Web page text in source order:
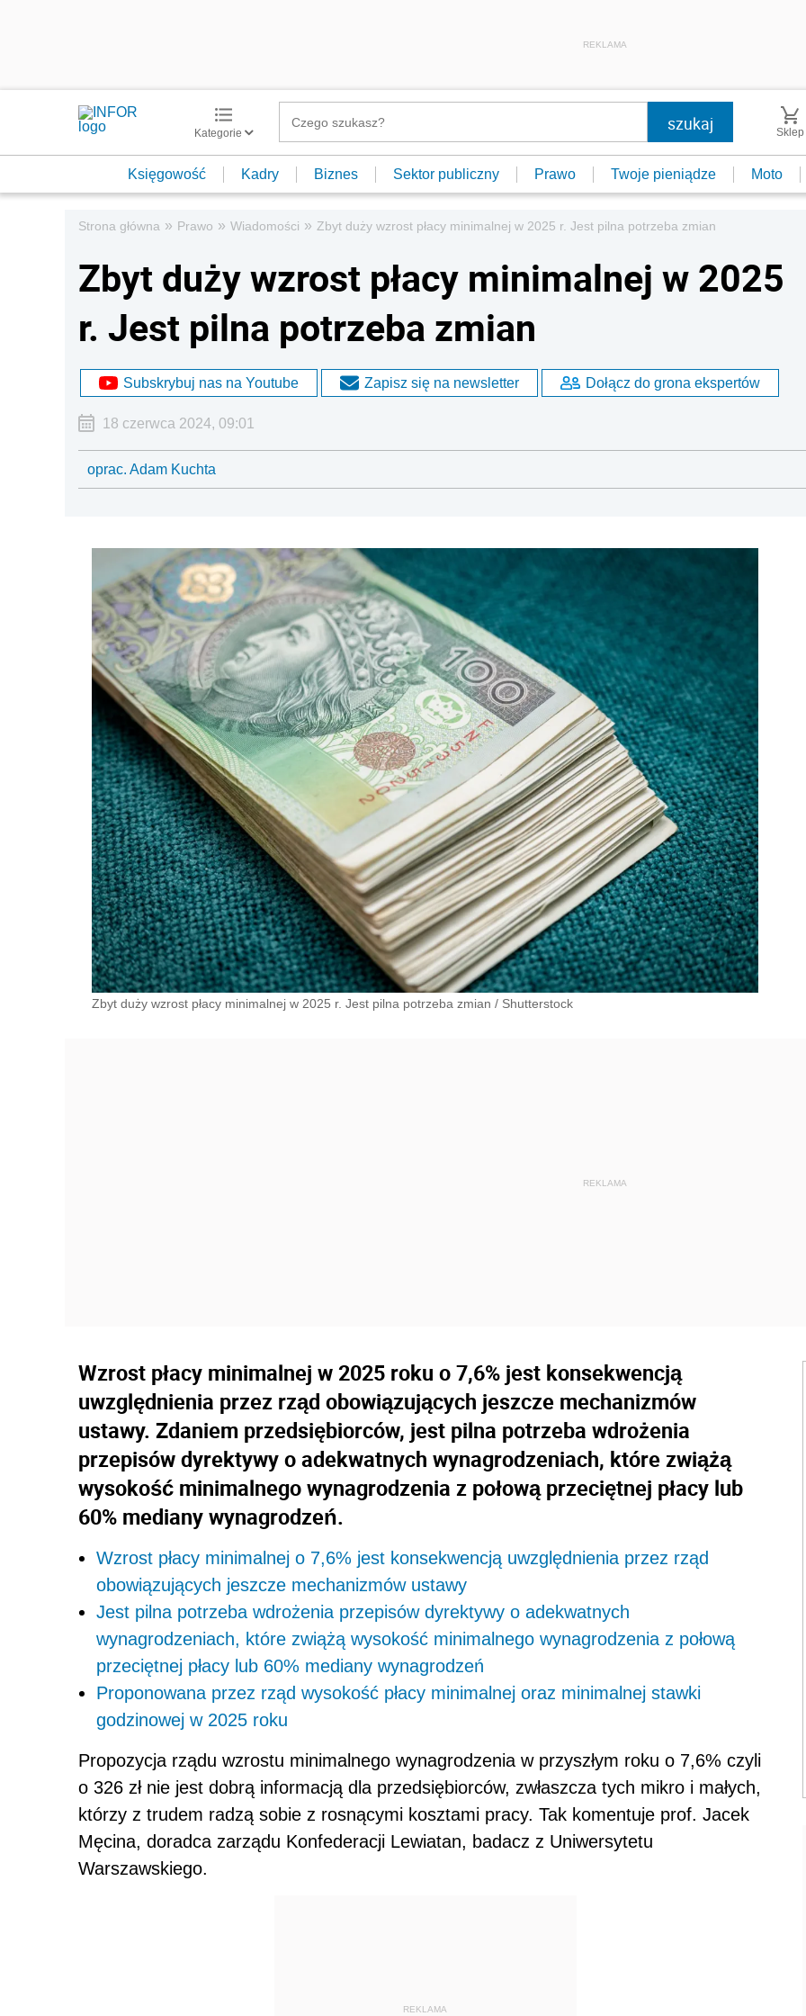
REKLAMA
Kategorie Sklep
Księgowość Kadry Biznes Sektor publiczny Prawo Twoje pieniądze Moto
Strona główna » Prawo » Wiadomości » Zbyt duży wzrost płacy minimalnej w 2025 r. Jest pilna potrzeba zmian
Zbyt duży wzrost płacy minimalnej w 2025
r. Jest pilna potrzeba zmian
Subskrybuj nas na Youtube Zapisz się na newsletter Dołącz do grona ekspertów
18 czerwca 2024, 09:01
oprac. Adam Kuchta
Zbyt duży wzrost płacy minimalnej w 2025 r. Jest pilna potrzeba zmian / Shutterstock
Wzrost płacy minimalnej w 2025 roku o 7,6% jest konsekwencją
uwzględnienia przez rząd obowiązujących jeszcze mechanizmów
ustawy. Zdaniem przedsiębiorców, jest pilna potrzeba wdrożenia
przepisów dyrektywy o adekwatnych wynagrodzeniach, które zwiążą
wysokość minimalnego wynagrodzenia z połową przeciętnej płacy lub
60% mediany wynagrodzeń.
Wzrost płacy minimalnej o 7,6% jest konsekwencją uwzględnienia przez rząd
obowiązujących jeszcze mechanizmów ustawy
Jest pilna potrzeba wdrożenia przepisów dyrektywy o adekwatnych
wynagrodzeniach, które zwiążą wysokość minimalnego wynagrodzenia z połową
przeciętnej płacy lub 60% mediany wynagrodzeń
Proponowana przez rząd wysokość płacy minimalnej oraz minimalnej stawki
godzinowej w 2025 roku
Propozycja rządu wzrostu minimalnego wynagrodzenia w przyszłym roku o 7,6% czyli
o 326 zł nie jest dobrą informacją dla przedsiębiorców, zwłaszcza tych mikro i małych,
którzy z trudem radzą sobie z rosnącymi kosztami pracy. Tak komentuje prof. Jacek
Męcina, doradca zarządu Konfederacji Lewiatan, badacz z Uniwersytetu
Warszawskiego.
REKLAMA